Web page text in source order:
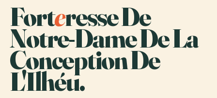
Forteresse De
Notre-Dame De La
Conception De
L'Ilhéu.